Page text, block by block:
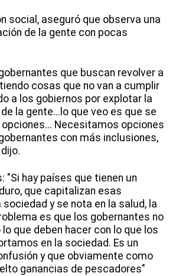
social, aseguró que observa una
de la gente con pocas
que buscan revolver a
cosas que no van a cumplir
a los gobiernos por explotar la
la gente...lo que veo es que se
Necesitamos opciones
con más inclusiones,
"Si hay países que tienen un
que capitalizan esas
sociedad y se nota en la salud, la
es que los gobernantes no
que deben hacer con lo que los
en la sociedad. Es un
y que obviamente como
ganancias de pescadores"